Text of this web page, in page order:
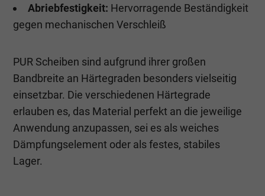
Abriebfestigkeit: Hervorragende Beständigkeit
gegen mechanischen Verschleiß
PUR Scheiben sind aufgrund ihrer großen
Bandbreite an Härtegraden besonders vielseitig
einsetzbar. Die verschiedenen Härtegrade
erlauben es, das Material perfekt an die jeweilige
Anwendung anzupassen, sei es als weiches
Dämpfungselement oder als festes, stabiles
Lager.